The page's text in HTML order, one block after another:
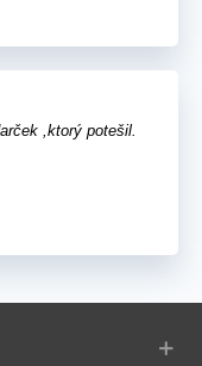
,ktorý potešil.